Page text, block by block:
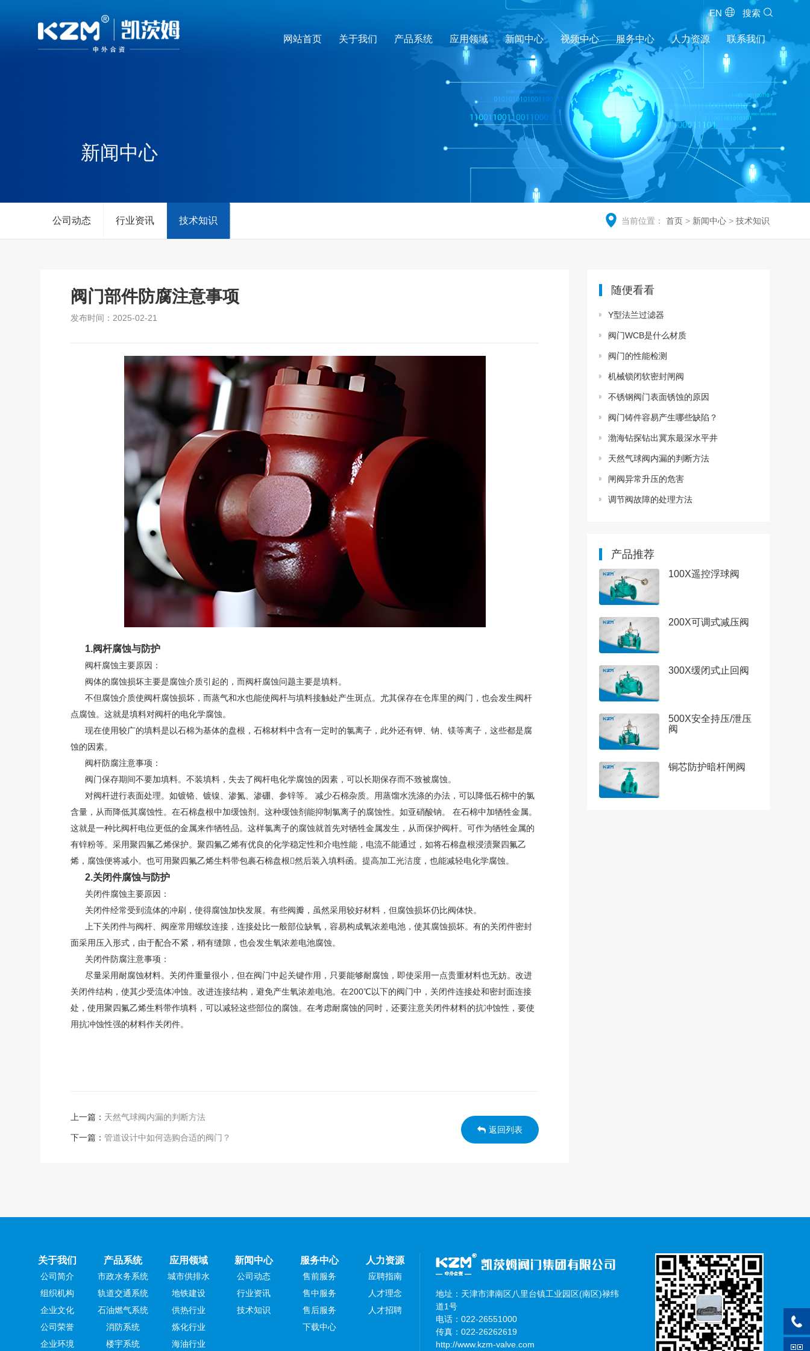
搜索
EN
网站首页 关于我们 产品系统 应用领域 新闻中心 视频中心 服务中心 人力资源 联系我们
新闻中心
公司动态 行业资讯 技术知识 当前位置： 首页> 新闻中心> 技术知识
阀门部件防腐注意事项
发布时间：2025-02-21
1.阀杆腐蚀与防护
阀杆腐蚀主要原因：
阀体的腐蚀损坏主要是腐蚀介质引起的，而阀杆腐蚀问题主要是填料。
不但腐蚀介质使阀杆腐蚀损坏，而蒸气和水也能使阀杆与填料接触处产生斑点。尤其保存在仓库里的阀门，也会发生阀杆
点腐蚀。这就是填料对阀杆的电化学腐蚀。
现在使用较广的填料是以石棉为基体的盘根，石棉材料中含有一定时的氯离子，此外还有钾、钠、镁等离子，这些都是腐
蚀的因素。
阀杆防腐注意事项：
阀门保存期间不要加填料。不装填料，失去了阀杆电化学腐蚀的因素，可以长期保存而不致被腐蚀。
对阀杆进行表面处理。如镀铬、镀镍、渗氮、渗硼、参锌等。 减少石棉杂质。用蒸馏水洗涤的办法，可以降低石棉中的氯
含量，从而降低其腐蚀性。在石棉盘根中加缓蚀剂。这种缓蚀剂能抑制氯离子的腐蚀性。如亚硝酸钠。 在石棉中加牺牲金属。
这就是一种比阀杆电位更低的金属来作牺牲品。这样氯离子的腐蚀就首先对牺牲金属发生，从而保护阀杆。可作为牺牲金属的
有锌粉等。采用聚四氟乙烯保护。聚四氟乙烯有优良的化学稳定性和介电性能，电流不能通过，如将石棉盘根浸渍聚四氟乙
烯，腐蚀便将减小。也可用聚四氟乙烯生料带包裹石棉盘根然后装入填料函。提高加工光洁度，也能减轻电化学腐蚀。
2.关闭件腐蚀与防护
关闭件腐蚀主要原因：
关闭件经常受到流体的冲刷，使得腐蚀加快发展。有些阀瓣，虽然采用较好材料，但腐蚀损坏仍比阀体快。
上下关闭件与阀杆、阀座常用螺纹连接，连接处比一般部位缺氧，容易构成氧浓差电池，使其腐蚀损坏。有的关闭件密封
面采用压入形式，由于配合不紧，稍有缝隙，也会发生氧浓差电池腐蚀。
关闭件防腐注意事项：
尽量采用耐腐蚀材料。关闭件重量很小，但在阀门中起关键作用，只要能够耐腐蚀，即使采用一点贵重材料也无妨。改进
关闭件结构，使其少受流体冲蚀。改进连接结构，避免产生氧浓差电池。在200℃以下的阀门中，关闭件连接处和密封面连接
处，使用聚四氟乙烯生料带作填料，可以减轻这些部位的腐蚀。在考虑耐腐蚀的同时，还要注意关闭件材料的抗冲蚀性，要使
用抗冲蚀性强的材料作关闭件。
上一篇： 天然气球阀内漏的判断方法
下一篇：管道设计中如何选购合适的阀门？
返回列表
随便看看
Y型法兰过滤器
阀门WCB是什么材质
阀门的性能检测
机械锁闭软密封闸阀
不锈钢阀门表面锈蚀的原因
阀门铸件容易产生哪些缺陷？
渤海钻探钻出冀东最深水平井
天然气球阀内漏的判断方法
闸阀异常升压的危害
调节阀故障的处理方法
产品推荐
100X遥控浮球阀
200X可调式减压阀
300X缓闭式止回阀
500X安全持压/泄压
阀
铜芯防护暗杆闸阀
关于我们
公司简介
组织机构
企业文化
公司荣誉
企业环境
产品系统
市政水务系统
轨道交通系统
石油燃气系统
消防系统
楼宇系统
应用领域
城市供排水
地铁建设
供热行业
炼化行业
海油行业
新闻中心
公司动态
行业资讯
技术知识
服务中心
售前服务
售中服务
售后服务
下载中心
人力资源
应聘指南
人才理念
人才招聘
地址：天津市津南区八里台镇工业园区(南区)禄纬
道1号
电话：022-26551000
传真：022-26262619
http://www.kzm-valve.com